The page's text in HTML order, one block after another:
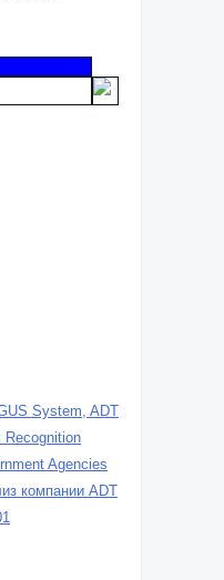
System, ADT
Recognition
Agencies
компании ADT